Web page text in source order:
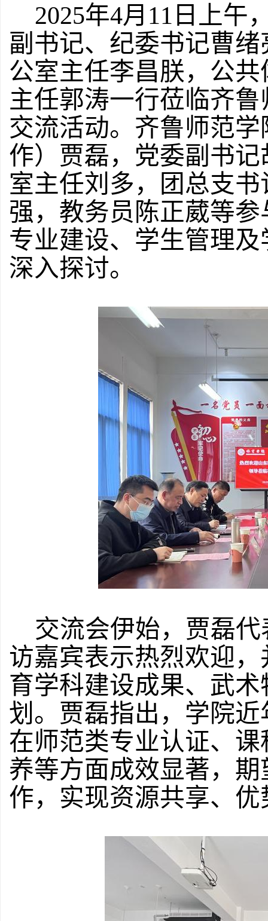
2025年4月11日上午
副书记、纪委书记曹
公室主任李昌朕，公
主任郭涛一行莅临齐
交流活动。齐鲁师范
作）贾磊，党委副书
室主任刘多，团总支
强，教务员陈正葳等
专业建设、学生管理
深入探讨。
交流会伊始，贾磊
访嘉宾表示热烈欢迎
育学科建设成果、武
划。贾磊指出，学院近
在师范类专业认证、
养等方面成效显著，
作，实现资源共享、优